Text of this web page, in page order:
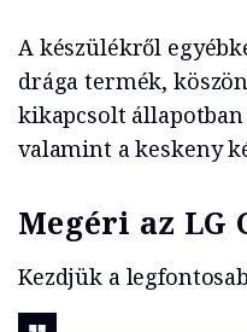
A készülékről
drága termék,
kikapcsolt
valamint a keskeny
Megéri az LG
Kezdjük a